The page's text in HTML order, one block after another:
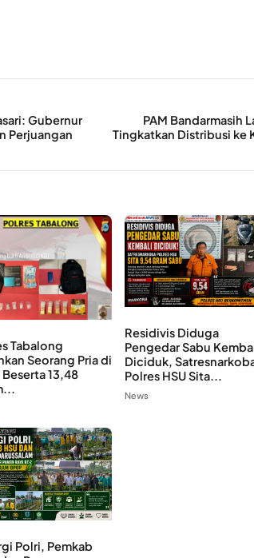
Gubernur
Perjuangan
PAM Bandarmasih
Tingkatkan Distribusi ke
Tabalong
Seorang Pria di
Beserta 13,48
Residivis Diduga
Pengedar Sabu
Diciduk,
Polres HSU Sita...
News
Polri, Pemkab